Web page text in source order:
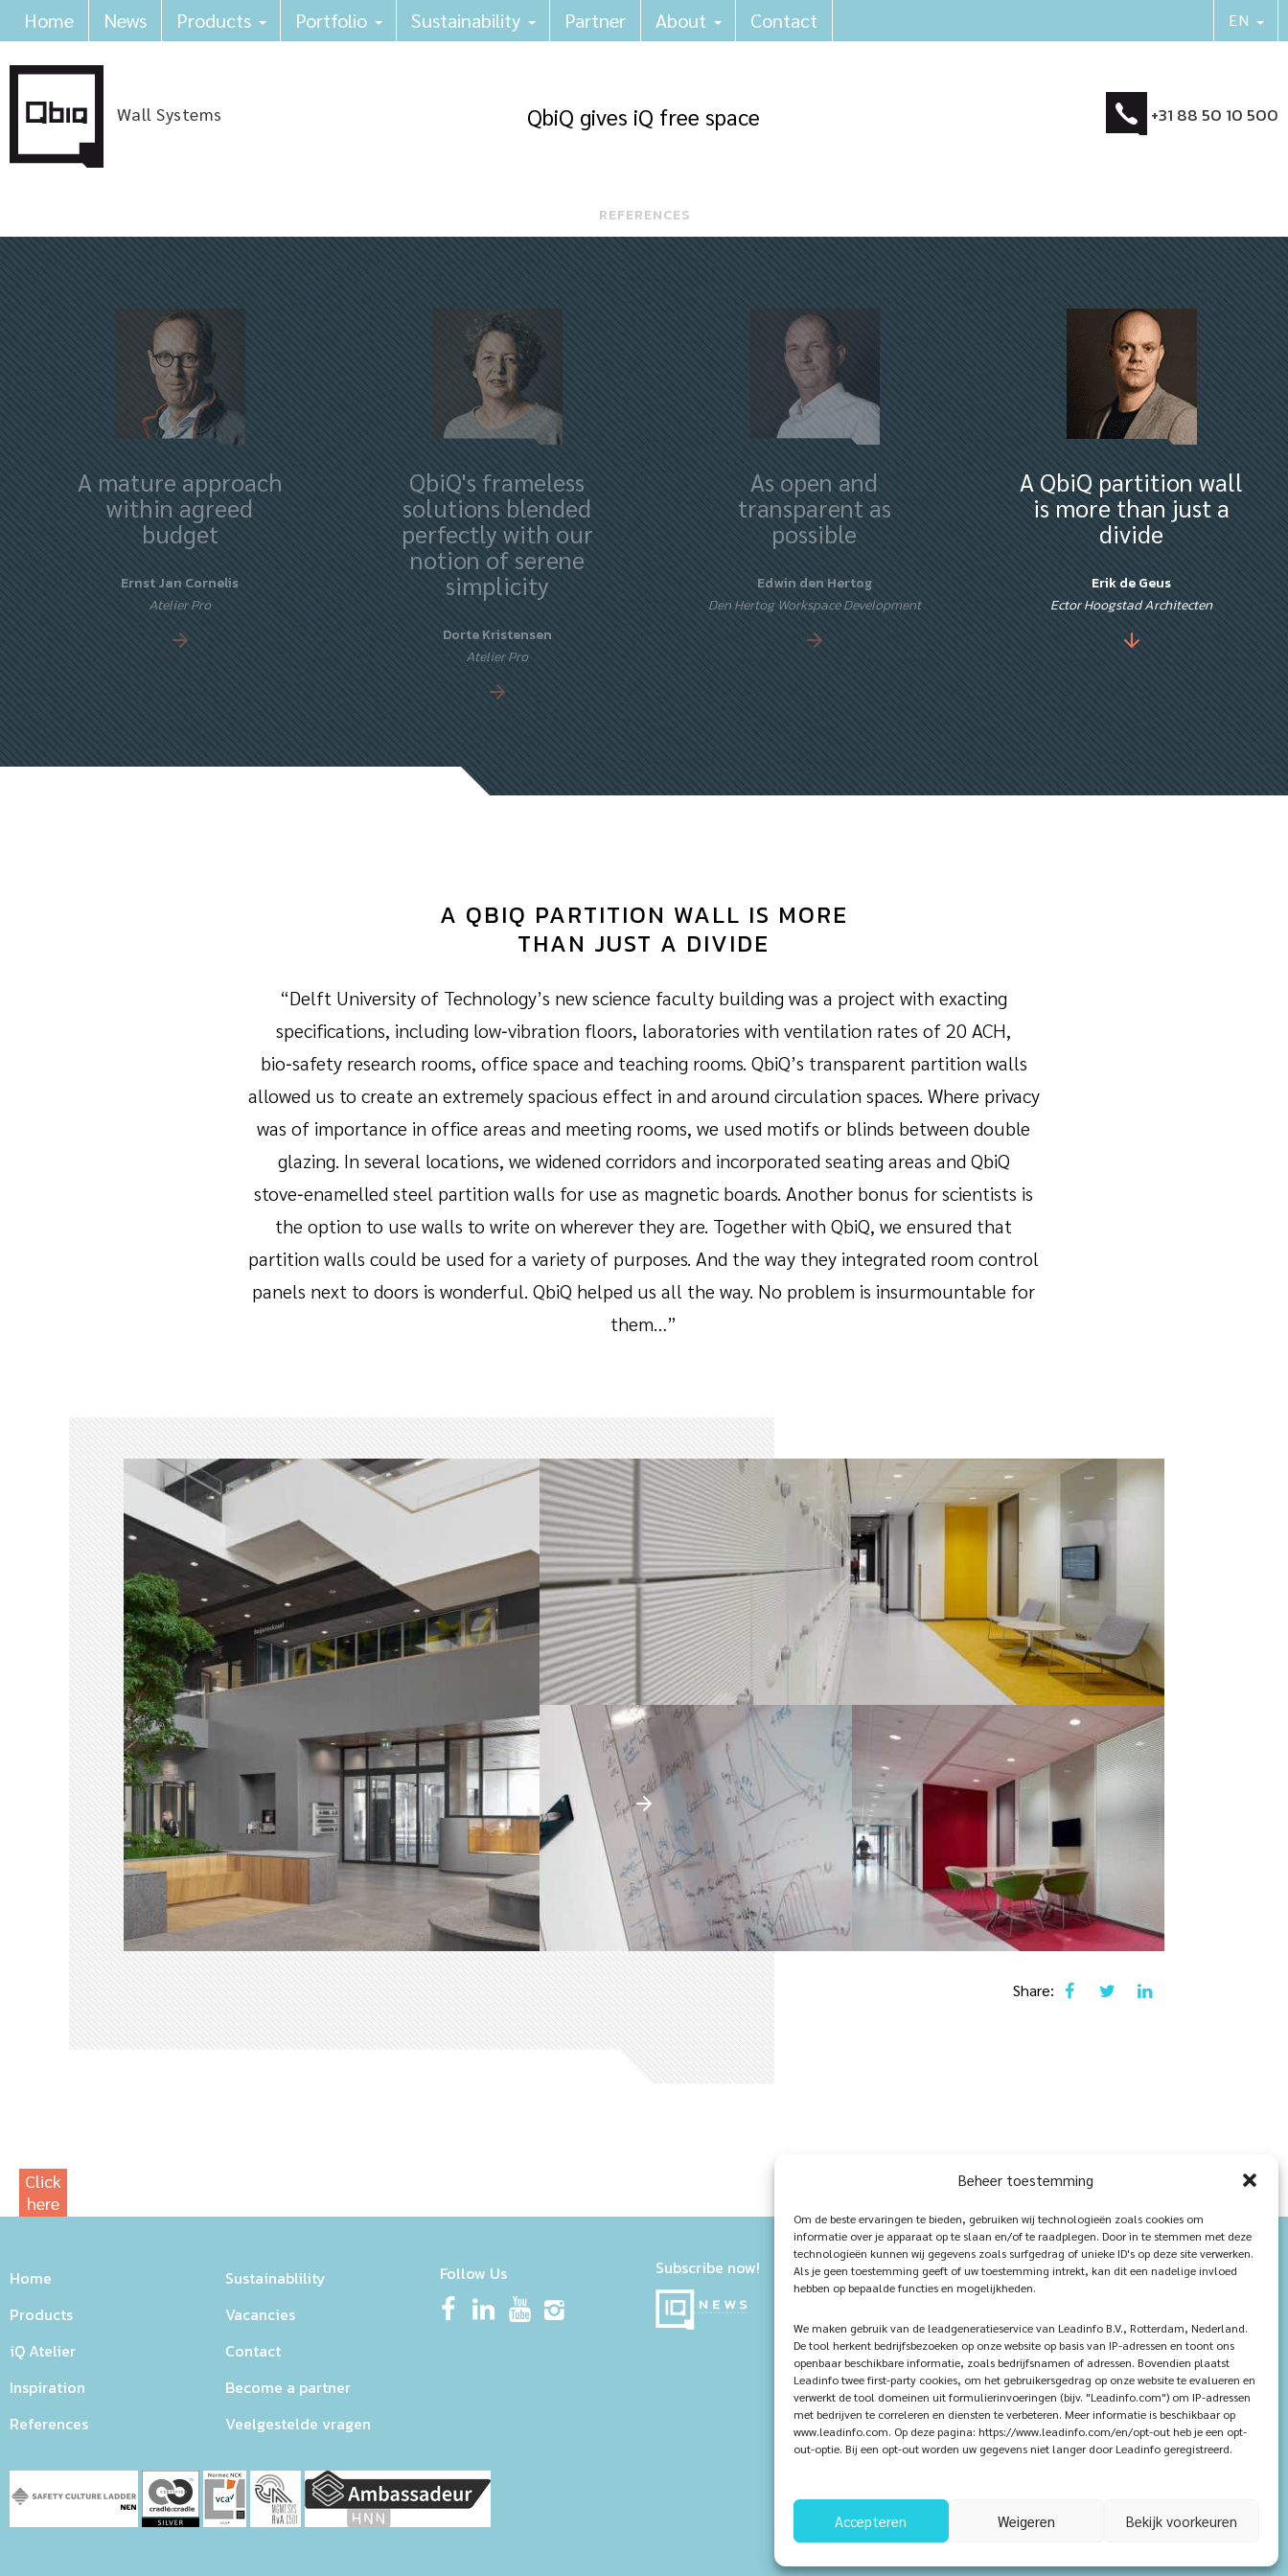
Beheer toestemming
Om de beste ervaringen te bieden, gebruiken wij technologieën zoals cookies om
informatie over je apparaat op te slaan en/of te raadplegen. Door in te stemmen met deze
technologieën kunnen wij gegevens zoals surfgedrag of unieke ID's op deze site verwerken.
Als je geen toestemming geeft of uw toestemming intrekt, kan dit een nadelige invloed
hebben op bepaalde functies en mogelijkheden.
We maken gebruik van de leadgeneratieservice van Leadinfo B.V., Rotterdam, Nederland.
De tool herkent bedrijfsbezoeken op onze website op basis van IP-adressen en toont ons
openbaar beschikbare informatie, zoals bedrijfsnamen of adressen. Bovendien plaatst
Leadinfo twee first-party cookies, om het gebruikersgedrag op onze website te evalueren en
verwerkt de tool domeinen uit formulierinvoeringen (bijv. "Leadinfo.com") om IP-adressen
met bedrijven te correleren en diensten te verbeteren. Meer informatie is beschikbaar op
www.leadinfo.com. Op deze pagina: https://www.leadinfo.com/en/opt-out heb je een opt-
out-optie. Bij een opt-out worden uw gegevens niet langer door Leadinfo geregistreerd.
Accepteren Weigeren Bekijk voorkeuren
Home News Products Portfolio Sustainability Partner About Contact
Wall Systems QbiQ gives iQ free space +31 88 50 10 500
REFERENCES
A mature approach
within agreed
budget
Ernst Jan Cornelis
Atelier Pro
QbiQ's frameless
solutions blended
perfectly with our
notion of serene
simplicity
Dorte Kristensen
Atelier Pro
As open and
transparent as
possible
Edwin den Hertog
Den Hertog Workspace Development
A QbiQ partition wall
is more than just a
divide
Erik de Geus
Ector Hoogstad Architecten
A QBIQ PARTITION WALL IS MORE
THAN JUST A DIVIDE
“Delft University of Technology’s new science faculty building was a project with exacting
specifications, including low‑vibration floors, laboratories with ventilation rates of 20 ACH,
bio‑safety research rooms, office space and teaching rooms. QbiQ’s transparent partition walls
allowed us to create an extremely spacious effect in and around circulation spaces. Where privacy
was of importance in office areas and meeting rooms, we used motifs or blinds between double
glazing. In several locations, we widened corridors and incorporated seating areas and QbiQ
stove‑enamelled steel partition walls for use as magnetic boards. Another bonus for scientists is
the option to use walls to write on wherever they are. Together with QbiQ, we ensured that
partition walls could be used for a variety of purposes. And the way they integrated room control
panels next to doors is wonderful. QbiQ helped us all the way. No problem is insurmountable for
them…”
Share:
Click
here
Home
Products
iQ Atelier
Inspiration
References
Sustainablility
Vacancies
Contact
Become a partner
Veelgestelde vragen
Follow Us Subscribe now!